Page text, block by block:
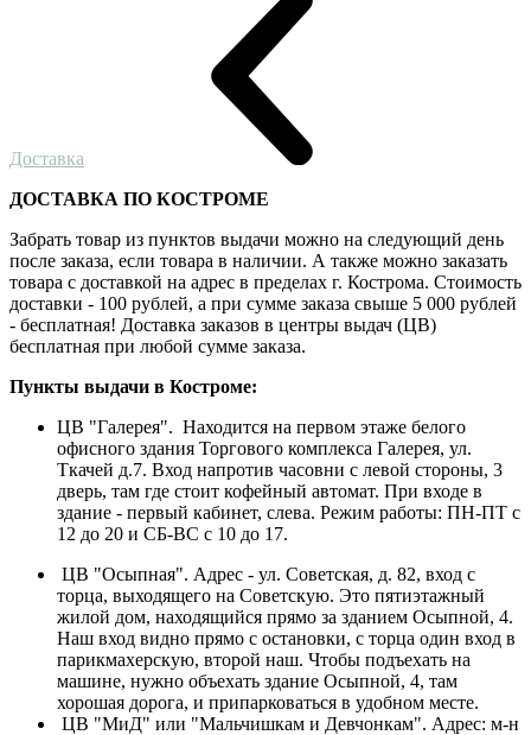
Доставка
ДОСТАВКА ПО КОСТРОМЕ
Забрать товар из пунктов выдачи можно на следующий день
после заказа, если товара в наличии. А также можно заказать
товара с доставкой на адрес в пределах г. Кострома. Стоимость
доставки - 100 рублей, а при сумме заказа свыше 5 000 рублей
- бесплатная! Доставка заказов в центры выдач (ЦВ)
бесплатная при любой сумме заказа.
Пункты выдачи в Костроме:
ЦВ "Галерея". Находится на первом этаже белого
офисного здания Торгового комплекса Галерея, ул.
Ткачей д.7. Вход напротив часовни с левой стороны, 3
дверь, там где стоит кофейный автомат. При входе в
здание - первый кабинет, слева. Режим работы: ПН-ПТ с
12 до 20 и СБ-ВС с 10 до 17.
ЦВ "Осыпная". Адрес - ул. Советская, д. 82, вход с
торца, выходящего на Советскую. Это пятиэтажный
жилой дом, находящийся прямо за зданием Осыпной, 4.
Наш вход видно прямо с остановки, с торца один вход в
парикмахерскую, второй наш. Чтобы подъехать на
машине, нужно объехать здание Осыпной, 4, там
хорошая дорога, и припарковаться в удобном месте.
ЦВ "МиД" или "Мальчишкам и Девчонкам". Адрес: м-н